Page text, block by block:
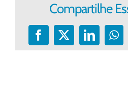
Compartilhe
Facebook
X LinkedIn